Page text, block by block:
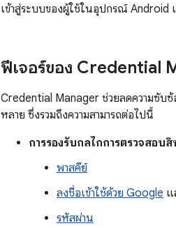
เข้าสู่ระบบของผู้ใช้ในอุปกรณ์ Android
ฟีเจอร์ของ Credential
Credential Manager ช่วยลดความซับซ้
หลาย ซึ่งรวมถึงความสามารถต่อไปนี้
การรองรับกลไกการตรวจสอบสิ
พาสคีย์
ลงชื่อเข้าใช้ด้วย Google แ
รหัสผ่าน